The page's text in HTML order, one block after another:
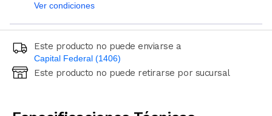
Ver condiciones
Este producto no puede enviarse a
Capital Federal (1406)
Ingresá código postal (sólo números)
Este producto no puede retirarse por sucursal